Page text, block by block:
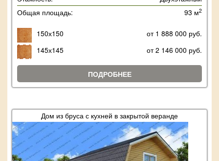
Общая площадь:
93 м2
150х150
от 1 888 000 руб.
145х145
от 2 146 000 руб.
ПОДРОБНЕЕ
Дом из бруса с кухней в закрытой веранде